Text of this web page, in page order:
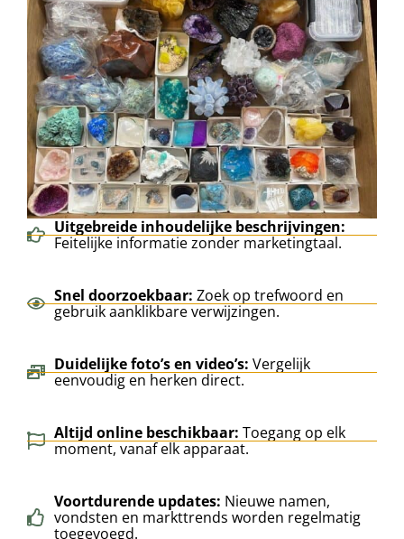
Uitgebreide inhoudelijke beschrijvingen:
Feitelijke informatie zonder marketingtaal.
Snel doorzoekbaar: Zoek op trefwoord en
gebruik aanklikbare verwijzingen.
Duidelijke foto’s en video’s: Vergelijk
eenvoudig en herken direct.
Altijd online beschikbaar: Toegang op elk
moment, vanaf elk apparaat.
Voortdurende updates: Nieuwe namen,
vondsten en markttrends worden regelmatig
toegevoegd.